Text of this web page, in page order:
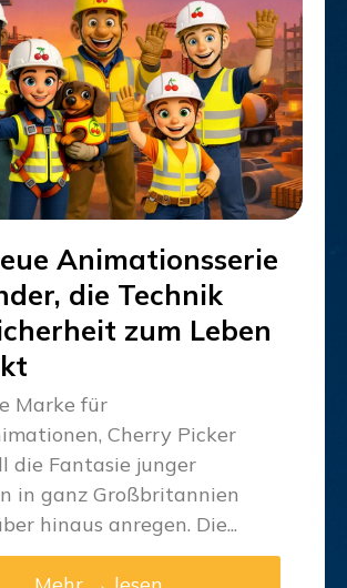
Animationsserie
die Technik
zum Leben
Marke für
Cherry Picker
die Fantasie junger
in ganz Großbritannien
hinaus anregen. Die...